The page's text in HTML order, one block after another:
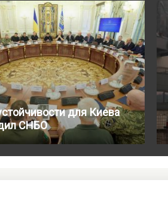
для Киева
СНБО